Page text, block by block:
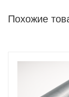
Похожие